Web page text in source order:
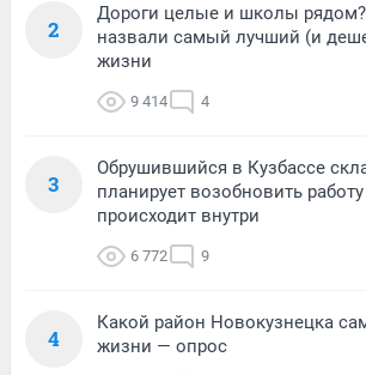
2
Дороги целые и школы
назвали самый лучший (и
жизни
9 414 4
3
Обрушившийся в Кузбассе
планирует возобновить
происходит внутри
6 772 9
4
Какой район Новокузнецка
жизни — опрос